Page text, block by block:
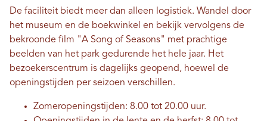
De faciliteit biedt meer dan alleen logistiek. Wandel door
het museum en de boekwinkel en bekijk vervolgens de
bekroonde film "A Song of Seasons" met prachtige
beelden van het park gedurende het hele jaar. Het
bezoekerscentrum is dagelijks geopend, hoewel de
openingstijden per seizoen verschillen.
Zomeropeningstijden: 8.00 tot 20.00 uur.